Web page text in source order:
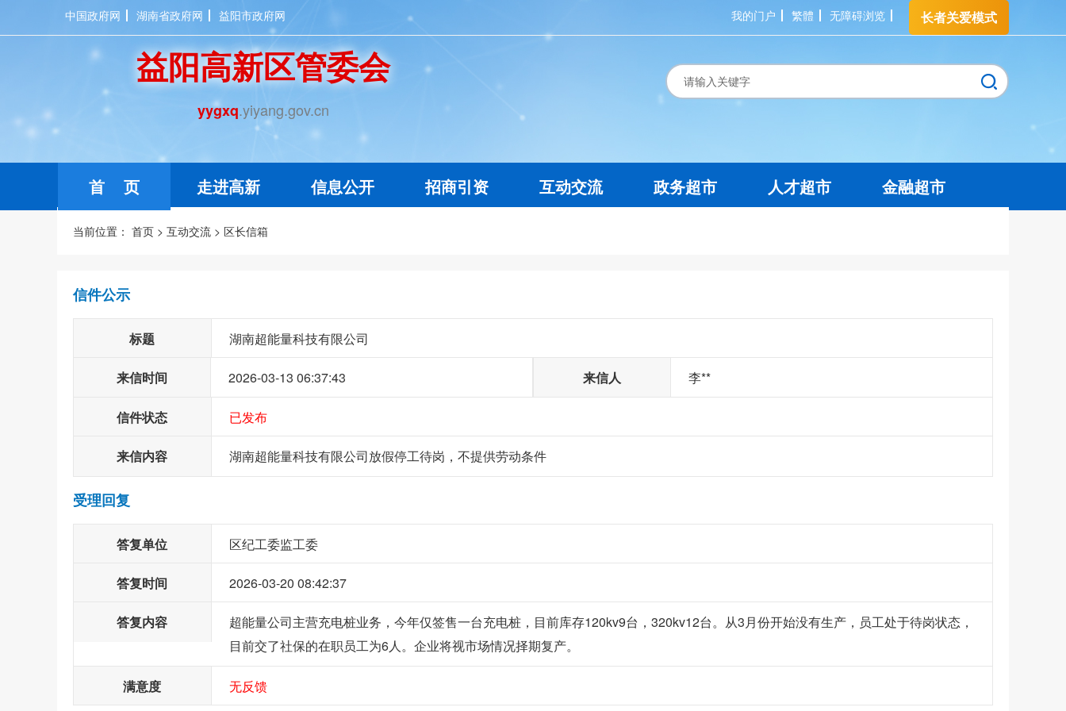
中国政府网 湖南省政府网 益阳市政府网 我的门户 繁體 无障碍浏览 长者关爱模式
益阳高新区管委会
yygxq.yiyang.gov.cn
首 页 走进高新 信息公开 招商引资 互动交流 政务超市 人才超市 金融超市
当前位置： 首页 > 互动交流 > 区长信箱
信件公示
标题 湖南超能量科技有限公司
来信时间 2026-03-13 06:37:43 来信人 李**
信件状态 已发布
来信内容 湖南超能量科技有限公司放假停工待岗，不提供劳动条件
受理回复
答复单位 区纪工委监工委
答复时间 2026-03-20 08:42:37
答复内容
超能量公司主营充电桩业务，今年仅签售一台充电桩，目前库存120kv9台，320kv12台。从3月份开始没有生产，员工处于待岗状态，
目前交了社保的在职员工为6人。企业将视市场情况择期复产。
满意度 无反馈